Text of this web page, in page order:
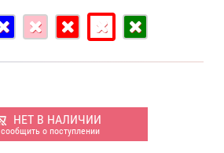
НЕТ В НАЛИЧИИ
сообщить о поступлении